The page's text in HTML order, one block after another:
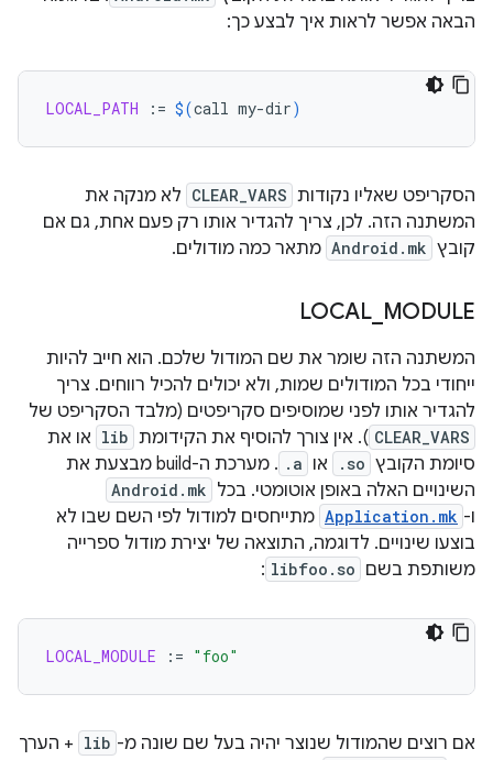
הבאה אפשר לראות איך לבצע כך:
LOCAL_PATH := $(call my-dir)
הסקריפט שאליו נקודות CLEAR_VARS לא מנקה את
המשתנה הזה. לכן, צריך להגדיר אותו רק פעם אחת, גם אם
קובץ Android.mk מתאר כמה מודולים.
LOCAL_ MODULE
המשתנה הזה שומר את שם המודול שלכם. הוא חייב להיות
ייחודי בכל המודולים שמות, ולא יכולים להכיל רווחים. צריך
להגדיר אותו לפני שמוסיפים סקריפטים (מלבד הסקריפט של
CLEAR_VARS ). אין צורך להוסיף את הקידומת lib או את
סיומת הקובץ .so או .a
. מערכת ה-build מבצעת את
השינויים האלה באופן אוטומטי. בכל Android.mk
ו- Application.mk מתייחסים למודול לפי השם שבו לא
בוצעו שינויים. לדוגמה, התוצאה של יצירת מודול ספרייה
משותפת בשם libfoo.so
:
LOCAL_MODULE := "foo"
אם רוצים שהמודול שנוצר יהיה בעל שם שונה מ- lib + הערך